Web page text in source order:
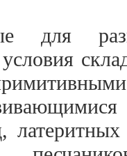
для